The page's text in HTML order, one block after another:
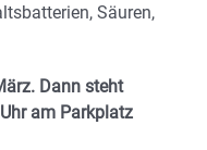
Säuren,
Dann steht
am Parkplatz